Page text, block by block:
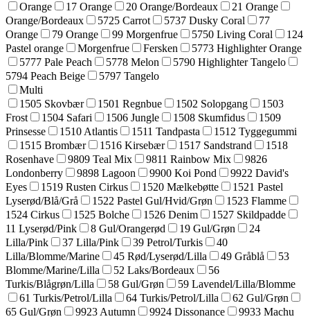
Orange
17 Orange 20 Orange/Bordeaux
21 Orange
Orange/Bordeaux
5725 Carrot 5737 Dusky Coral
77
Orange
79 Orange 99 Morgenfrue 5750 Living Coral
124
Pastel orange
Morgenfrue Fersken
5773 Highlighter Orange
5777 Pale Peach
5778 Melon
5790 Highlighter Tangelo
5794 Peach Beige
5797 Tangelo
Multi
1505 Skovbær
1501 Regnbue 1502 Solopgang
1503
Frost
1504 Safari 1506 Jungle 1508 Skumfidus
1509
Prinsesse
1510 Atlantis 1511 Tandpasta
1512 Tyggegummi
1515 Brombær
1516 Kirsebær 1517 Sandstrand
1518
Rosenhave
9809 Teal Mix 9811 Rainbow Mix
9826
Londonberry
9898 Lagoon 9900 Koi Pond
9922 David's
Eyes
1519 Rusten Cirkus 1520 Mælkebøtte
1521 Pastel
Lyserød/Blå/Grå
1522 Pastel Gul/Hvid/Grøn
1523 Flamme
1524 Cirkus
1525 Bolche 1526 Denim
1527 Skildpadde
11 Lyserød/Pink
8 Gul/Orangerød 19 Gul/Grøn
24
Lilla/Pink
37 Lilla/Pink 39 Petrol/Turkis
40
Lilla/Blomme/Marine
45 Rød/Lyserød/Lilla 49 Gråblå
53
Blomme/Marine/Lilla
52 Laks/Bordeaux
56
Turkis/Blågrøn/Lilla
58 Gul/Grøn
59 Lavendel/Lilla/Blomme
61 Turkis/Petrol/Lilla
64 Turkis/Petrol/Lilla
62 Gul/Grøn
65 Gul/Grøn
9923 Autumn 9924 Dissonance
9933 Machu